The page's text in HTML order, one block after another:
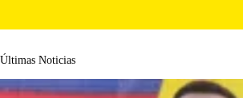
Últimas Noticias